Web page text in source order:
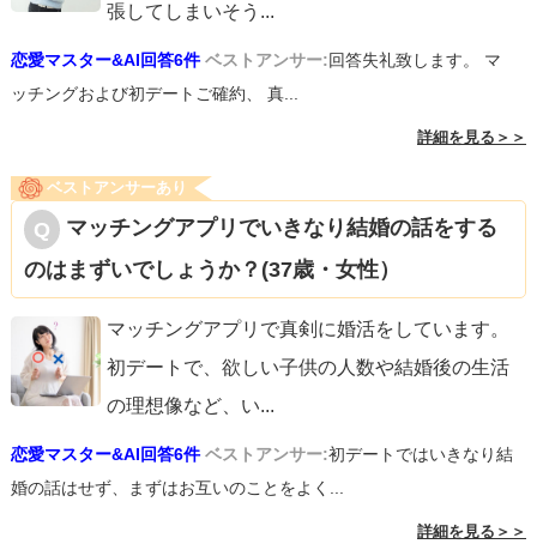
張してしまいそう ...
恋愛マスター&AI回答6件 ベストアンサー:回答失礼致します。 マ
ッチングおよび初デートご確約、 真...
詳細を見る＞＞
ベストアンサーあり
マッチングアプリでいきなり結婚の話をする
のはまずいでしょうか？(37歳・女性）
マッチングアプリで真剣に婚活をしています。
初デートで、欲しい子供の人数や結婚後の生活
の理想像など、い...
恋愛マスター&AI回答6件 ベストアンサー:初デートではいきなり結
婚の話はせず、まずはお互いのことをよく...
詳細を見る＞＞